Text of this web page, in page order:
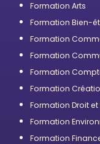
Formation Arts
Formation Bien-
Formation
Formation
Formation
Formation
Formation Droit
Formation
Formation